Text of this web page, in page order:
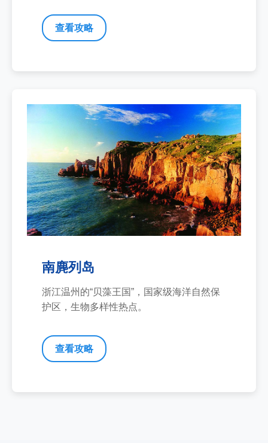
查看攻略
南麂列岛
浙江温州的“贝藻王国”，国家级海洋自然保
护区，生物多样性热点。
查看攻略